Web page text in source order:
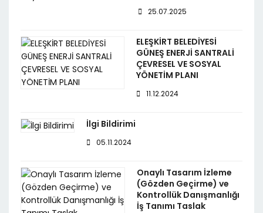
25.07.2025
ELEŞKİRT BELEDİYESİ
GÜNEŞ ENERJİ SANTRALİ
ÇEVRESEL VE SOSYAL
YÖNETİM PLANI
11.12.2024
İlgi Bildirimi
05.11.2024
Onaylı Tasarım İzleme
(Gözden Geçirme) ve
Kontrollük Danışmanlığı
İş Tanımı Taslak